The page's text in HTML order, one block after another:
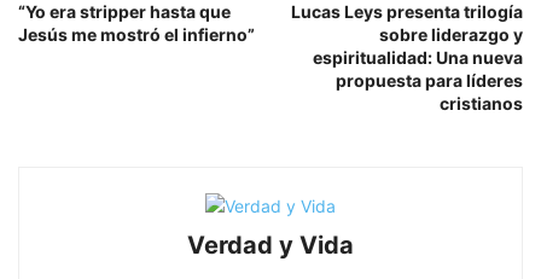
“Yo era stripper hasta que
Jesús me mostró el infierno”
Lucas Leys presenta trilogía
sobre liderazgo y
espiritualidad: Una nueva
propuesta para líderes
cristianos
Verdad y Vida